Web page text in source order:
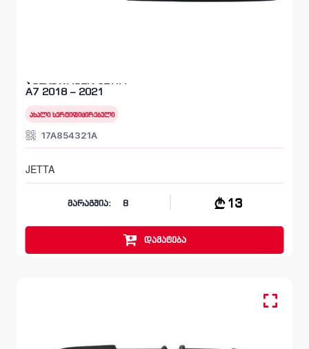
VOLKSWAGEN JETTA
A7 2018 – 2021
ახალი სერტიფიცირებული
17A854321A
JETTA
მარაგშია: 8 13
დამატება